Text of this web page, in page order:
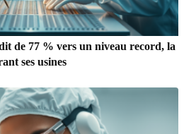
de 77 % vers un niveau record, la
ses usines